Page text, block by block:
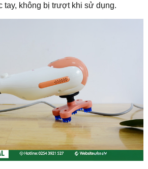
tay, không bị trượt khi sử dụng.